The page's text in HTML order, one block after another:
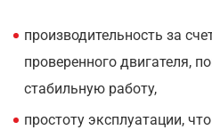
производительность за
проверенного двигателя,
стабильную работу,
простоту эксплуатации,